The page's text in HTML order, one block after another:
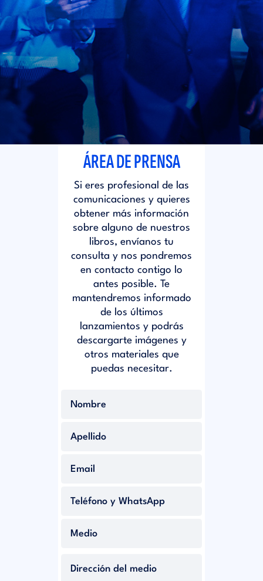
d
i
t
t
o
r
i
ÁREA DE PRENSA
Si eres profesional de las
comunicaciones y quieres
obtener más información
sobre alguno de nuestros
libros, envíanos tu
consulta y nos pondremos
en contacto contigo lo
antes posible. Te
mantendremos informado
de los últimos
lanzamientos y podrás
descargarte imágenes y
otros materiales que
puedas necesitar.